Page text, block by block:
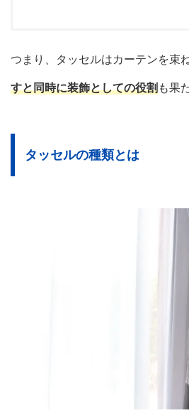
つまり、タッセルはカーテンを束
すと同時に装飾としての役割 も果
タッセルの種類とは